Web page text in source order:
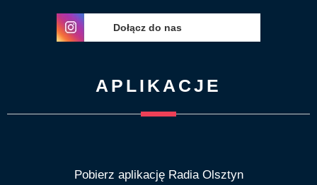
Dołącz do nas
APLIKACJE
Pobierz aplikację Radia Olsztyn